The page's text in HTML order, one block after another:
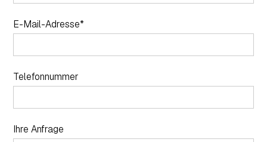
E-Mail-Adresse*
Telefonnummer
Ihre Anfrage